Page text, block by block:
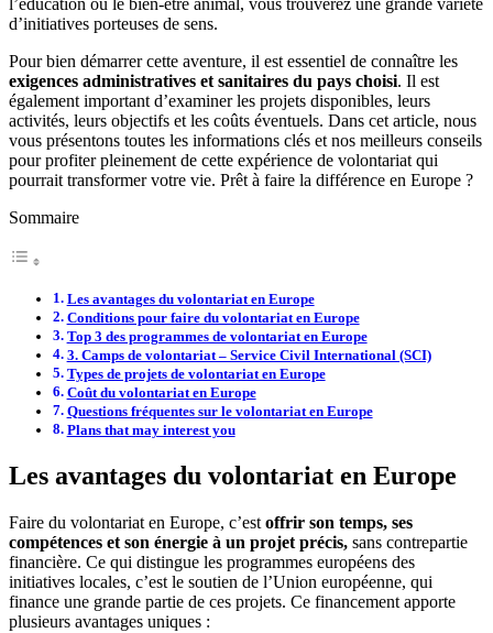
l’éducation ou le bien-être animal, vous trouverez une grande variété
d’initiatives porteuses de sens.
Pour bien démarrer cette aventure, il est essentiel de connaître les
exigences administratives et sanitaires du pays choisi. Il est
également important d’examiner les projets disponibles, leurs
activités, leurs objectifs et les coûts éventuels. Dans cet article, nous
vous présentons toutes les informations clés et nos meilleurs conseils
pour profiter pleinement de cette expérience de volontariat qui
pourrait transformer votre vie. Prêt à faire la différence en Europe ?
Sommaire
Les avantages du volontariat en Europe
Conditions pour faire du volontariat en Europe
Top 3 des programmes de volontariat en Europe
3. Camps de volontariat – Service Civil International (SCI)
Types de projets de volontariat en Europe
Coût du volontariat en Europe
Questions fréquentes sur le volontariat en Europe
Plans that may interest you
Les avantages du volontariat en Europe
Faire du volontariat en Europe, c’est offrir son temps, ses
compétences et son énergie à un projet précis, sans contrepartie
financière. Ce qui distingue les programmes européens des
initiatives locales, c’est le soutien de l’Union européenne, qui
finance une grande partie de ces projets. Ce financement apporte
plusieurs avantages uniques :